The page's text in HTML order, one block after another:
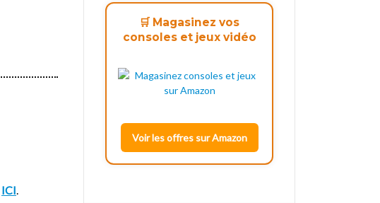
ICI.
🛒 Magasinez vos
consoles et jeux vidéo
Voir les offres sur Amazon